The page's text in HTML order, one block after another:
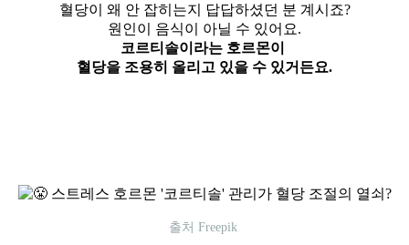
혈당이 왜 안 잡히는지 답답하셨던 분 계시죠?
원인이 음식이 아닐 수 있어요.
코르티솔이라는 호르몬이
혈당을 조용히 올리고 있을 수 있거든요.
출처 Freepik